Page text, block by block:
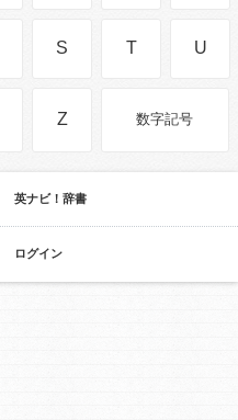
S T U
Z 数字記号
英ナビ！辞書
ログイン